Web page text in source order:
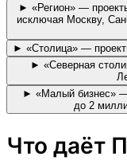
► «Регион» —
исключая Москву,
► «Столица» —
► «Северная
► «Малый бизнес» —
до 2
Что даёт